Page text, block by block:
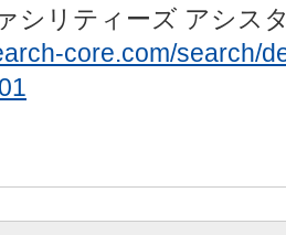
シリティーズ アシ
core.com/search/